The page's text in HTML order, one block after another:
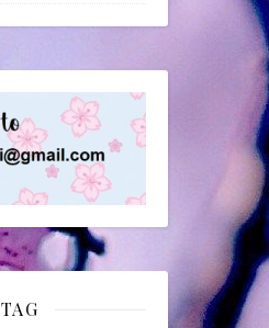
TAG